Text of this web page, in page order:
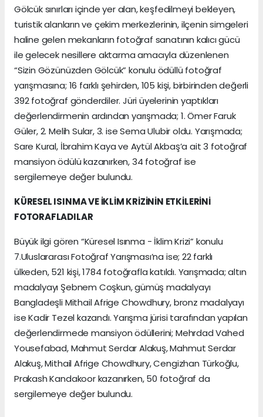
Gölcük sınırları içinde yer alan, keşfedilmeyi bekleyen,
turistik alanların ve çekim merkezlerinin, ilçenin simgeleri
haline gelen mekanların fotoğraf sanatının kalıcı gücü
ile gelecek nesillere aktarma amacıyla düzenlenen
“Sizin Gözünüzden Gölcük” konulu ödüllü fotoğraf
yarışmasına; 16 farklı şehirden, 105 kişi, birbirinden değerli
392 fotoğraf gönderdiler. Jüri üyelerinin yaptıkları
değerlendirmenin ardından yarışmada; 1. Ömer Faruk
Güler, 2. Melih Sular, 3. ise Sema Ulubir oldu. Yarışmada;
Sare Kural, İbrahim Kaya ve Aytül Akbaş’a ait 3 fotoğraf
mansiyon ödülü kazanırken, 34 fotoğraf ise
sergilemeye değer bulundu.
KÜRESEL ISINMA VE İKLİM KRİZİNİN ETKİLERİNİ
FOTORAFLADILAR
Büyük ilgi gören “Küresel Isınma - İklim Krizi” konulu
7.Uluslararası Fotoğraf Yarışması’na ise; 22 farklı
ülkeden, 521 kişi, 1784 fotoğrafla katıldı. Yarışmada; altın
madalyayı Şebnem Coşkun, gümüş madalyayı
Bangladeşli Mithail Afrige Chowdhury, bronz madalyayı
ise Kadir Tezel kazandı. Yarışma jürisi tarafından yapılan
değerlendirmede mansiyon ödüllerini; Mehrdad Vahed
Yousefabad, Mahmut Serdar Alakuş, Mahmut Serdar
Alakuş, Mithail Afrige Chowdhury, Cengizhan Türkoğlu,
Prakash Kandakoor kazanırken, 50 fotoğraf da
sergilemeye değer bulundu.